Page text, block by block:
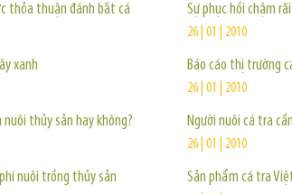
thỏa thuận đánh bắt cá
xanh
thủy sản hay không?
nuôi trồng thủy sản
Sự phục hồi chậm
26 | 01 | 2010
Báo cáo thị trường
26 | 01 | 2010
Người nuôi cá tra
26 | 01 | 2010
Sản phẩm cá tra